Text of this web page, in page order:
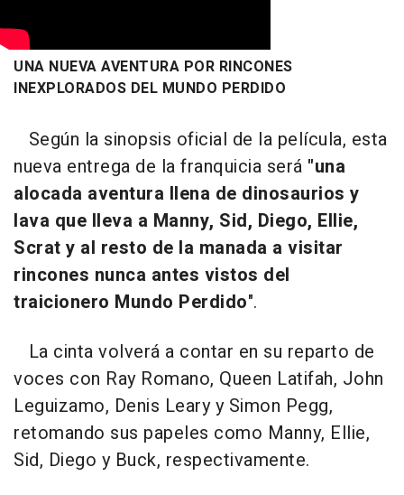
UNA NUEVA AVENTURA POR RINCONES
INEXPLORADOS DEL MUNDO PERDIDO
Según la sinopsis oficial de la película, esta
nueva entrega de la franquicia será "una
alocada aventura llena de dinosaurios y
lava que lleva a Manny, Sid, Diego, Ellie,
Scrat y al resto de la manada a visitar
rincones nunca antes vistos del
traicionero Mundo Perdido".
La cinta volverá a contar en su reparto de
voces con Ray Romano, Queen Latifah, John
Leguizamo, Denis Leary y Simon Pegg,
retomando sus papeles como Manny, Ellie,
Sid, Diego y Buck, respectivamente.